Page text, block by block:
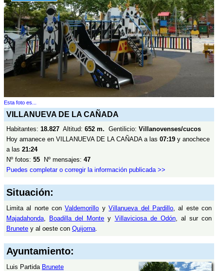
Esta foto es...
VILLANUEVA DE LA CAÑADA
Habitantes: 18.827 Altitud: 652 m. Gentilicio: Villanovenses/cucos
Hoy amanece en VILLANUEVA DE LA CAÑADA a las 07:19 y anochece
a las 21:24
Nº fotos: 55 Nº mensajes: 47
Puedes completar o corregir la información publicada >>
Situación:
Limita al norte conValdemorillo yVillanueva del Pardillo, al este con
Majadahonda, Boadilla del Monte y Villaviciosa de Odón, al sur con
Brunete y al oeste con Quijorna.
Ayuntamiento:
Luis Partida Brunete